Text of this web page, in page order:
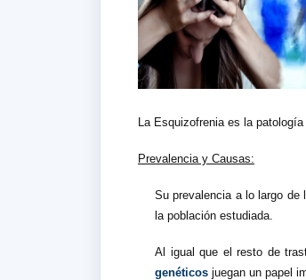
La Esquizofrenia es la
Prevalencia y Causas:
Su prevalencia a lo largo de
la población estudiada.
Al igual que el resto de
genéticosjuegan un papel